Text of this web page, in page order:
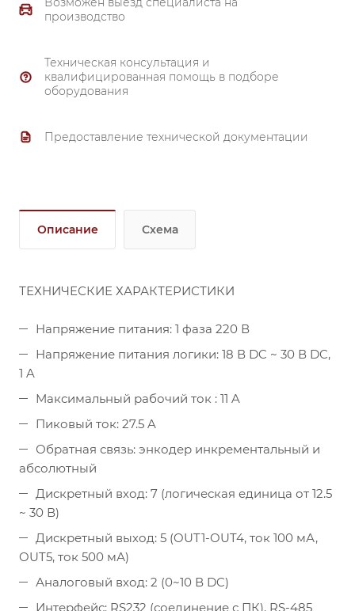
производство
Техническая консультация и
квалифицированная помощь в подборе
оборудования
Предоставление технической документации
Описание Схема
ТЕХНИЧЕСКИЕ ХАРАКТЕРИСТИКИ
Напряжение питания: 1 фаза 220 В
Напряжение питания логики: 18 В DC ~ 30 В DC,
1 A
Максимальный рабочий ток : 11 A
Пиковый ток: 27.5 A
Обратная связь: энкодер инкрементальный и
абсолютный
Дискретный вход: 7 (логическая единица от 12.5
~ 30 В)
Дискретный выход: 5 (OUT1-OUT4, ток 100 мА,
OUT5, ток 500 мА)
Аналоговый вход: 2 (0~10 В DC)
Интерфейс: RS232 (соединение с ПК), RS-485